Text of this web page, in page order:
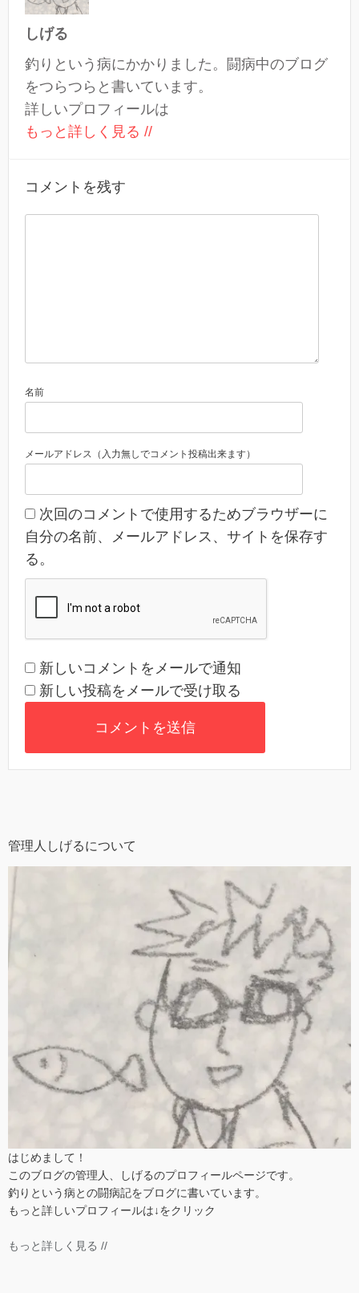
しげる
釣りという病にかかりました。闘病中のブログ
をつらつらと書いています。
詳しいプロフィールは
もっと詳しく見る //
コメントを残す
名前
メールアドレス（入力無しでコメント投稿出来ます）
次回のコメントで使用するためブラウザーに
自分の名前、メールアドレス、サイトを保存す
る。
新しいコメントをメールで通知
新しい投稿をメールで受け取る
管理人しげるについて
はじめまして！
このブログの管理人、しげるのプロフィールページです。
釣りという病との闘病記をブログに書いています。
もっと詳しいプロフィールは↓をクリック
もっと詳しく見る //